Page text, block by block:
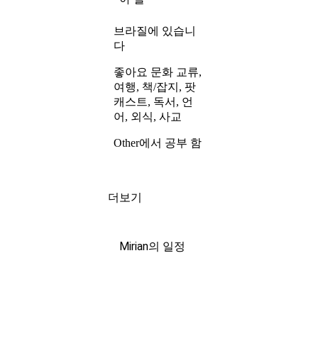
브라질에 있습니
다
좋아요 문화 교류,
여행, 책/잡지, 팟
캐스트, 독서, 언
어, 외식, 사교
Other에서 공부 함
더보기
Mirian의 일정